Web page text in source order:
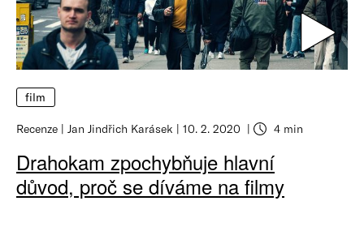
film
Recenze Jan Jindřich Karásek 10. 2. 2020 4 min
Drahokam zpochybňuje hlavní
důvod, proč se díváme na filmy